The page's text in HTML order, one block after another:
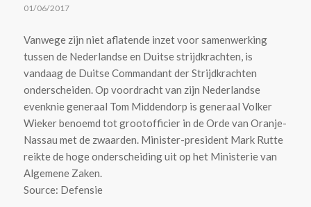
01/06/2017
Vanwege zijn niet aflatende inzet voor samenwerking
tussen de Nederlandse en Duitse strijdkrachten, is
vandaag de Duitse Commandant der Strijdkrachten
onderscheiden. Op voordracht van zijn Nederlandse
evenknie generaal Tom Middendorp is generaal Volker
Wieker benoemd tot grootofficier in de Orde van Oranje-
Nassau met de zwaarden. Minister-president Mark Rutte
reikte de hoge onderscheiding uit op het Ministerie van
Algemene Zaken.
Source: Defensie